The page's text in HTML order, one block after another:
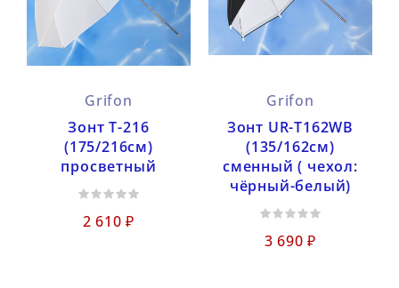
Grifon
Зонт Т-216
(175/216см)
просветный
2 610 ₽
Grifon
Зонт UR-T162WB
(135/162см)
сменный ( чехол:
чёрный-белый)
3 690 ₽